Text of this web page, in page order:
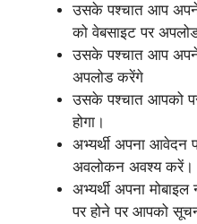
उसके पश्चात आप
को वेबसाइट पर
उसके पश्चात आप अपने
अपलोड करेंगे
उसके पश्चात आपको
होगा।
अभ्यर्थी अपना आवेदन
अवलोकन अवश्य करें।
अभ्यर्थी अपना
पर होने पर आपको